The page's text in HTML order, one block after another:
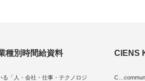
種別時間給資料
「人・会社・仕事・テクノロジ
CIENS